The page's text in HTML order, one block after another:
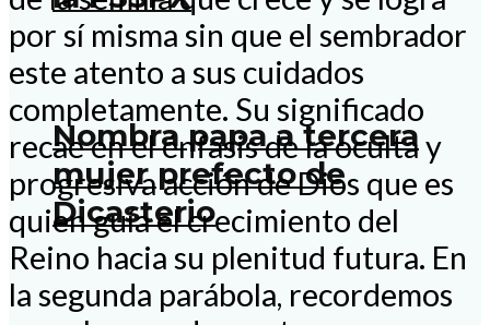
Nombra papa a tercera
mujer prefecto de
Dicasterio
por sí misma sin que el sembrador
este atento a sus cuidados
completamente. Su significado
recae en el énfasis de la oculta y
progresiva acción de Dios que es
quien guía el crecimiento del
Reino hacia su plenitud futura. En
la segunda parábola, recordemos